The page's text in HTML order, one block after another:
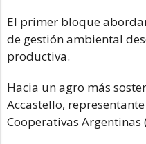
El primer bloque
de gestión ambiental
productiva.
Hacia un agro más
Accastello,
Cooperativas Argentinas